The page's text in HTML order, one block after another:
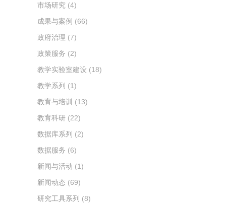
市场研究 (4)
成果与案例 (66)
政府治理 (7)
政策服务 (2)
教学实验室建设 (18)
教学系列 (1)
教育与培训 (13)
教育科研 (22)
数据库系列 (2)
数据服务 (6)
新闻与活动 (1)
新闻动态 (69)
研究工具系列 (8)